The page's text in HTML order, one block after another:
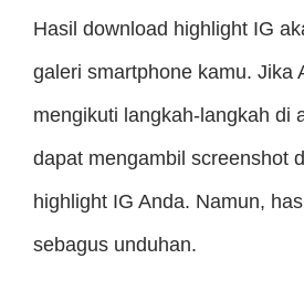
Hasil download highlight IG
galeri smartphone kamu. Jika
mengikuti langkah-langkah di
dapat mengambil screenshot
highlight IG Anda. Namun,
sebagus unduhan.